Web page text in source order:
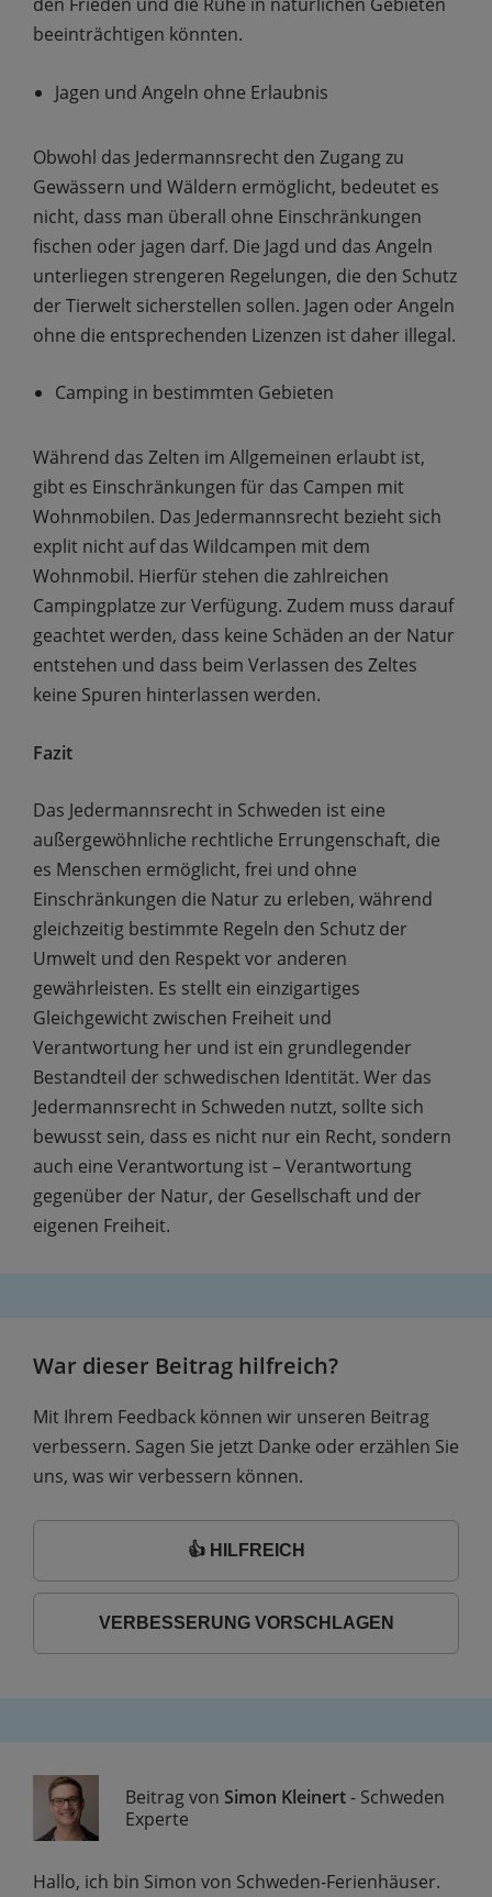
beeinträchtigen könnten.
Jagen und Angeln ohne Erlaubnis
Obwohl das Jedermannsrecht den Zugang zu
Gewässern und Wäldern ermöglicht, bedeutet es
nicht, dass man überall ohne Einschränkungen
fischen oder jagen darf. Die Jagd und das Angeln
unterliegen strengeren Regelungen, die den Schutz
der Tierwelt sicherstellen sollen. Jagen oder Angeln
ohne die entsprechenden Lizenzen ist daher illegal.
Camping in bestimmten Gebieten
Während das Zelten im Allgemeinen erlaubt ist,
gibt es Einschränkungen für das Campen mit
Wohnmobilen. Das Jedermannsrecht bezieht sich
explit nicht auf das Wildcampen mit dem
Wohnmobil. Hierfür stehen die zahlreichen
Campingplatze zur Verfügung. Zudem muss darauf
geachtet werden, dass keine Schäden an der Natur
entstehen und dass beim Verlassen des Zeltes
keine Spuren hinterlassen werden.
Fazit
Das Jedermannsrecht in Schweden ist eine
außergewöhnliche rechtliche Errungenschaft, die
es Menschen ermöglicht, frei und ohne
Einschränkungen die Natur zu erleben, während
gleichzeitig bestimmte Regeln den Schutz der
Umwelt und den Respekt vor anderen
gewährleisten. Es stellt ein einzigartiges
Gleichgewicht zwischen Freiheit und
Verantwortung her und ist ein grundlegender
Bestandteil der schwedischen Identität. Wer das
Jedermannsrecht in Schweden nutzt, sollte sich
bewusst sein, dass es nicht nur ein Recht, sondern
auch eine Verantwortung ist – Verantwortung
gegenüber der Natur, der Gesellschaft und der
eigenen Freiheit.
War dieser Beitrag hilfreich?
Mit Ihrem Feedback können wir unseren Beitrag
verbessern. Sagen Sie jetzt Danke oder erzählen Sie
uns, was wir verbessern können.
👍 HILFREICH
VERBESSERUNG VORSCHLAGEN
Beitrag von Simon Kleinert- Schweden
Experte
Hallo, ich bin Simon von Schweden-Ferienhäuser.